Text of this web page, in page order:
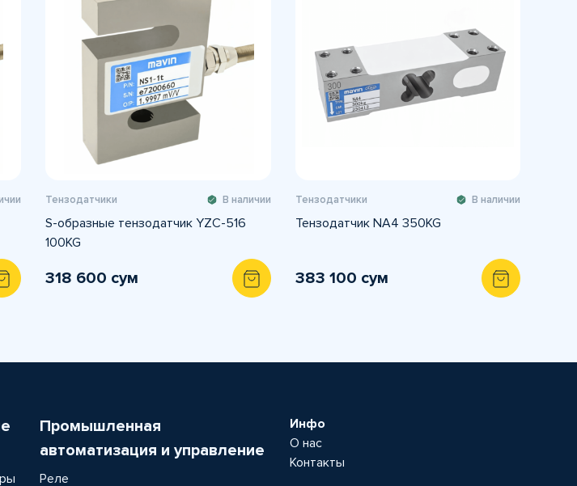
Тензодатчики В наличии
S-образные тензодатчик YZC-516
100KG
318 600 сум
Тензодатчики В наличии
Тензодатчик NA4 350KG
383 100 сум
Промышленная
автоматизация и управление
Реле
Инфо
О нас
Контакты